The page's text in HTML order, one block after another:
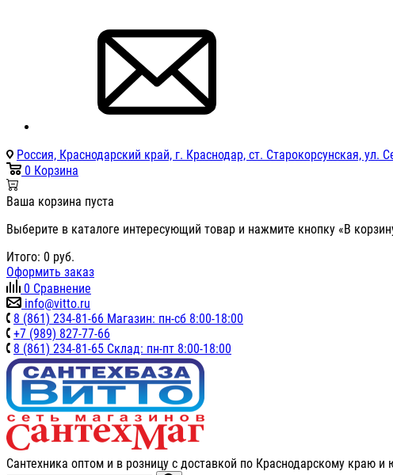
Россия, Краснодарский край, г. Краснодар, ст. Старокорсунская, ул.
0 Корзина
Ваша корзина пуста
Выберите в каталоге интересующий товар и нажмите кнопку «В
Итого: 0 руб.
Оформить заказ
0 Сравнение
info@vitto.ru
8 (861) 234-81-66 Магазин: пн-сб 8:00-18:00
+7 (989) 827-77-66
8 (861) 234-81-65 Склад: пн-пт 8:00-18:00
Сантехника оптом и в розницу с доставкой по Краснодарскому краю и